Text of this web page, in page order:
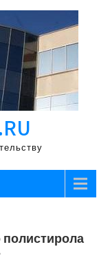
полистирола